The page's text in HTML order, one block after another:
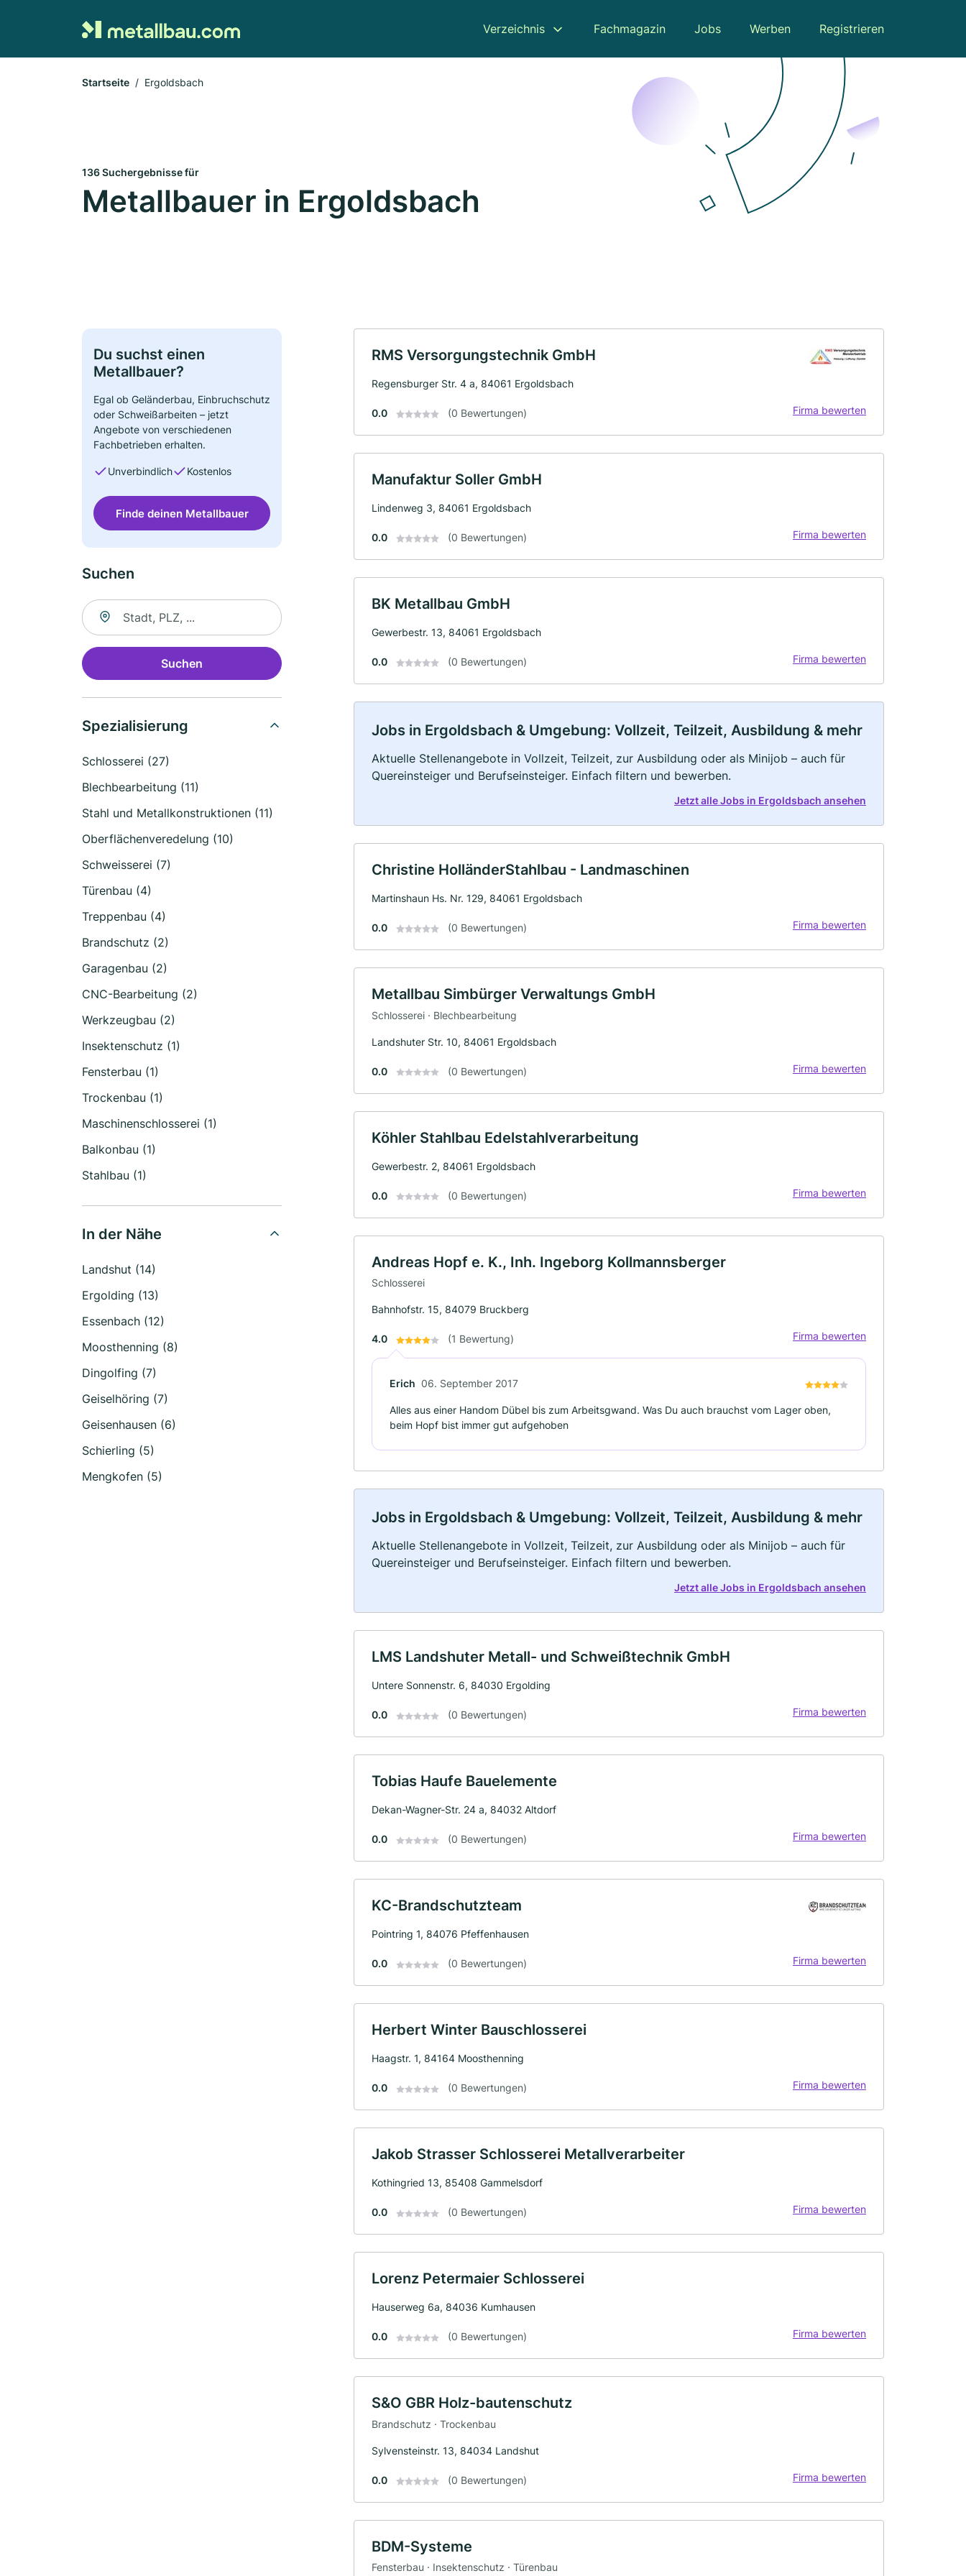
Verzeichnis Fachmagazin Jobs Werben Registrieren
Startseite Ergoldsbach
136 Suchergebnisse für
Metallbauer in Ergoldsbach
Du suchst einen
Metallbauer?
Egal ob Geländerbau, Einbruchschutz
oder Schweißarbeiten – jetzt
Angebote von verschiedenen
Fachbetrieben erhalten.
Unverbindlich Kostenlos
Finde deinen Metallbauer
Suchen
Suche nach Ort
Suchen
Spezialisierung
Schlosserei (27)
Blechbearbeitung (11)
Stahl und Metallkonstruktionen (11)
Oberflächenveredelung (10)
Schweisserei (7)
Türenbau (4)
Treppenbau (4)
Brandschutz (2)
Garagenbau (2)
CNC-Bearbeitung (2)
Werkzeugbau (2)
Insektenschutz (1)
Fensterbau (1)
Trockenbau (1)
Maschinenschlosserei (1)
Balkonbau (1)
Stahlbau (1)
In der Nähe
Landshut (14)
Ergolding (13)
Essenbach (12)
Moosthenning (8)
Dingolfing (7)
Geiselhöring (7)
Geisenhausen (6)
Schierling (5)
Mengkofen (5)
RMS Versorgungstechnik GmbH
Regensburger Str. 4 a, 84061 Ergoldsbach
0.0 (0 Bewertungen) Firma bewerten
Manufaktur Soller GmbH
Lindenweg 3, 84061 Ergoldsbach
0.0 (0 Bewertungen) Firma bewerten
BK Metallbau GmbH
Gewerbestr. 13, 84061 Ergoldsbach
0.0 (0 Bewertungen) Firma bewerten
Jobs in Ergoldsbach & Umgebung: Vollzeit, Teilzeit, Ausbildung & mehr
Aktuelle Stellenangebote in Vollzeit, Teilzeit, zur Ausbildung oder als Minijob – auch für
Quereinsteiger und Berufseinsteiger. Einfach filtern und bewerben.
Jetzt alle Jobs in Ergoldsbach ansehen
Christine HolländerStahlbau - Landmaschinen
Martinshaun Hs. Nr. 129, 84061 Ergoldsbach
0.0 (0 Bewertungen) Firma bewerten
Metallbau Simbürger Verwaltungs GmbH
Schlosserei · Blechbearbeitung
Landshuter Str. 10, 84061 Ergoldsbach
0.0 (0 Bewertungen) Firma bewerten
Köhler Stahlbau Edelstahlverarbeitung
Gewerbestr. 2, 84061 Ergoldsbach
0.0 (0 Bewertungen) Firma bewerten
Andreas Hopf e. K., Inh. Ingeborg Kollmannsberger
Schlosserei
Bahnhofstr. 15, 84079 Bruckberg
4.0 (1 Bewertung) Firma bewerten
Erich 06. September 2017
Alles aus einer Handom Dübel bis zum Arbeitsgwand. Was Du auch brauchst vom Lager oben,
beim Hopf bist immer gut aufgehoben
Jobs in Ergoldsbach & Umgebung: Vollzeit, Teilzeit, Ausbildung & mehr
Aktuelle Stellenangebote in Vollzeit, Teilzeit, zur Ausbildung oder als Minijob – auch für
Quereinsteiger und Berufseinsteiger. Einfach filtern und bewerben.
Jetzt alle Jobs in Ergoldsbach ansehen
LMS Landshuter Metall- und Schweißtechnik GmbH
Untere Sonnenstr. 6, 84030 Ergolding
0.0 (0 Bewertungen) Firma bewerten
Tobias Haufe Bauelemente
Dekan-Wagner-Str. 24 a, 84032 Altdorf
0.0 (0 Bewertungen) Firma bewerten
KC-Brandschutzteam
Pointring 1, 84076 Pfeffenhausen
0.0 (0 Bewertungen) Firma bewerten
Herbert Winter Bauschlosserei
Haagstr. 1, 84164 Moosthenning
0.0 (0 Bewertungen) Firma bewerten
Jakob Strasser Schlosserei Metallverarbeiter
Kothingried 13, 85408 Gammelsdorf
0.0 (0 Bewertungen) Firma bewerten
Lorenz Petermaier Schlosserei
Hauserweg 6a, 84036 Kumhausen
0.0 (0 Bewertungen) Firma bewerten
S&O GBR Holz-bautenschutz
Brandschutz · Trockenbau
Sylvensteinstr. 13, 84034 Landshut
0.0 (0 Bewertungen) Firma bewerten
BDM-Systeme
Fensterbau · Insektenschutz · Türenbau